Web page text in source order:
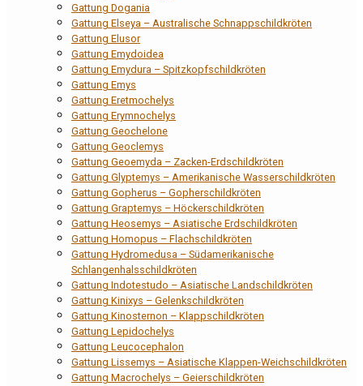
Gattung Dogania
Gattung Elseya – Australische Schnappschildkröten
Gattung Elusor
Gattung Emydoidea
Gattung Emydura – Spitzkopfschildkröten
Gattung Emys
Gattung Eretmochelys
Gattung Erymnochelys
Gattung Geochelone
Gattung Geoclemys
Gattung Geoemyda – Zacken-Erdschildkröten
Gattung Glyptemys – Amerikanische Wasserschildkröten
Gattung Gopherus – Gopherschildkröten
Gattung Graptemys – Höckerschildkröten
Gattung Heosemys – Asiatische Erdschildkröten
Gattung Homopus – Flachschildkröten
Gattung Hydromedusa – Südamerikanische
Schlangenhalsschildkröten
Gattung Indotestudo – Asiatische Landschildkröten
Gattung Kinixys – Gelenkschildkröten
Gattung Kinosternon – Klappschildkröten
Gattung Lepidochelys
Gattung Leucocephalon
Gattung Lissemys – Asiatische Klappen-Weichschildkröten
Gattung Macrochelys – Geierschildkröten